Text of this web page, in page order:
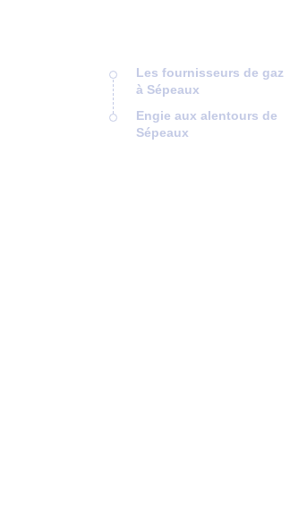
Les fournisseurs de gaz
à Sépeaux
Engie aux alentours de
Sépeaux